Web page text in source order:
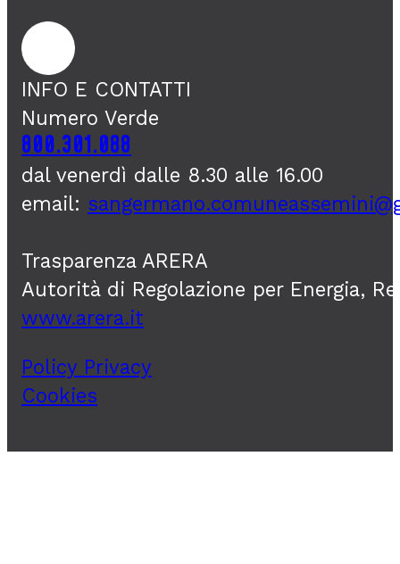
INFO E CONTATTI
Numero Verde
800.301.088
dal venerdì dalle 8.30 alle 16.00
email:
Trasparenza ARERA
Autorità di Regolazione per Energia,
www.arera.it
Policy Privacy
Cookies